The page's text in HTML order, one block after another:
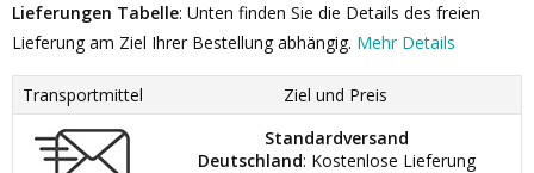
Lieferungen Tabelle: Unten finden Sie die Details des freien
Lieferung am Ziel Ihrer Bestellung abhängig. Mehr Details
Transportmittel
Ziel und Preis
Standardversand
Deutschland: Kostenlose Lieferung